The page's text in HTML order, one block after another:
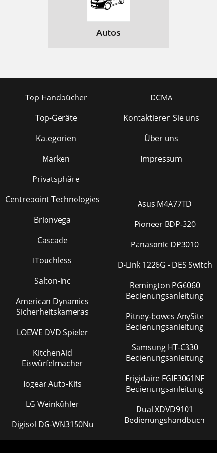
Autos
Top Handbücher
Top-Geräte
Kategorien
Marken
Privatsphäre
DCMA
Kontaktieren Sie uns
Über uns
Impressum
Centrepoint Technologies
Brionvega
Cascade
ITouchless
Salton-inc
American Dynamics
Sicherheitskameras
LOEWE DVD Spieler
KitchenAid
Eiswürfelmacher
Iogear Auto-Kits
LG Weinkühler
Digisol DG-WN3150Nu
Asus M4A77TD
Pioneer BDP-320
Panasonic DP3010
D-Link 1226G - DES Switch
Remington PG6060
Bedienungsanleitung
Pitney-bowes AnySite
Bedienungsanleitung
Samsung HT-C330
Bedienungsanleitung
Frigidaire FGIF3061NF
Bedienungsanleitung
Dual XDVD9101
Bedienungshandbuch